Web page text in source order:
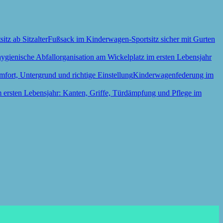
Fußsack im Kinderwagen-Sportsitz sicher mit Gurten
Kinderwagenfederung im